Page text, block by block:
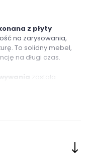
z płyty
na zarysowania,
To solidny mebel,
na długi czas.
została
Twojego dziecka -